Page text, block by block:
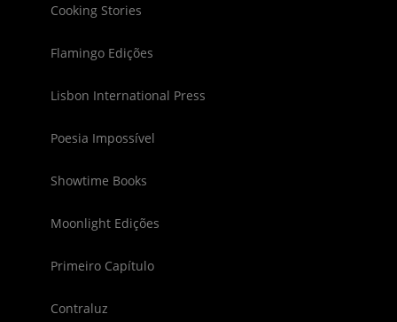
Cooking Stories
Flamingo Edições
Lisbon International Press
Poesia Impossível
Showtime Books
Moonlight Edições
Primeiro Capítulo
Contraluz